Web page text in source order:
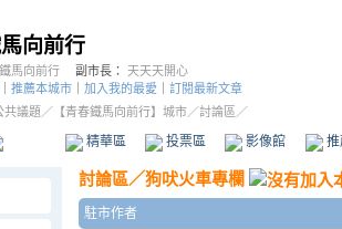
向前行
馬向前行 副市長： 天天天開心
推薦本城市 加入我的最愛
訂閱最新文章
共議題 ／ 【青春鐵馬向前行】城市／討論區／
精華區 投票區 影像館
討論區／狗吠火車專欄
駐市作者